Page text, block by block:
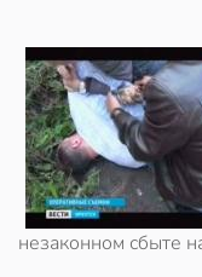
незаконном сбыте